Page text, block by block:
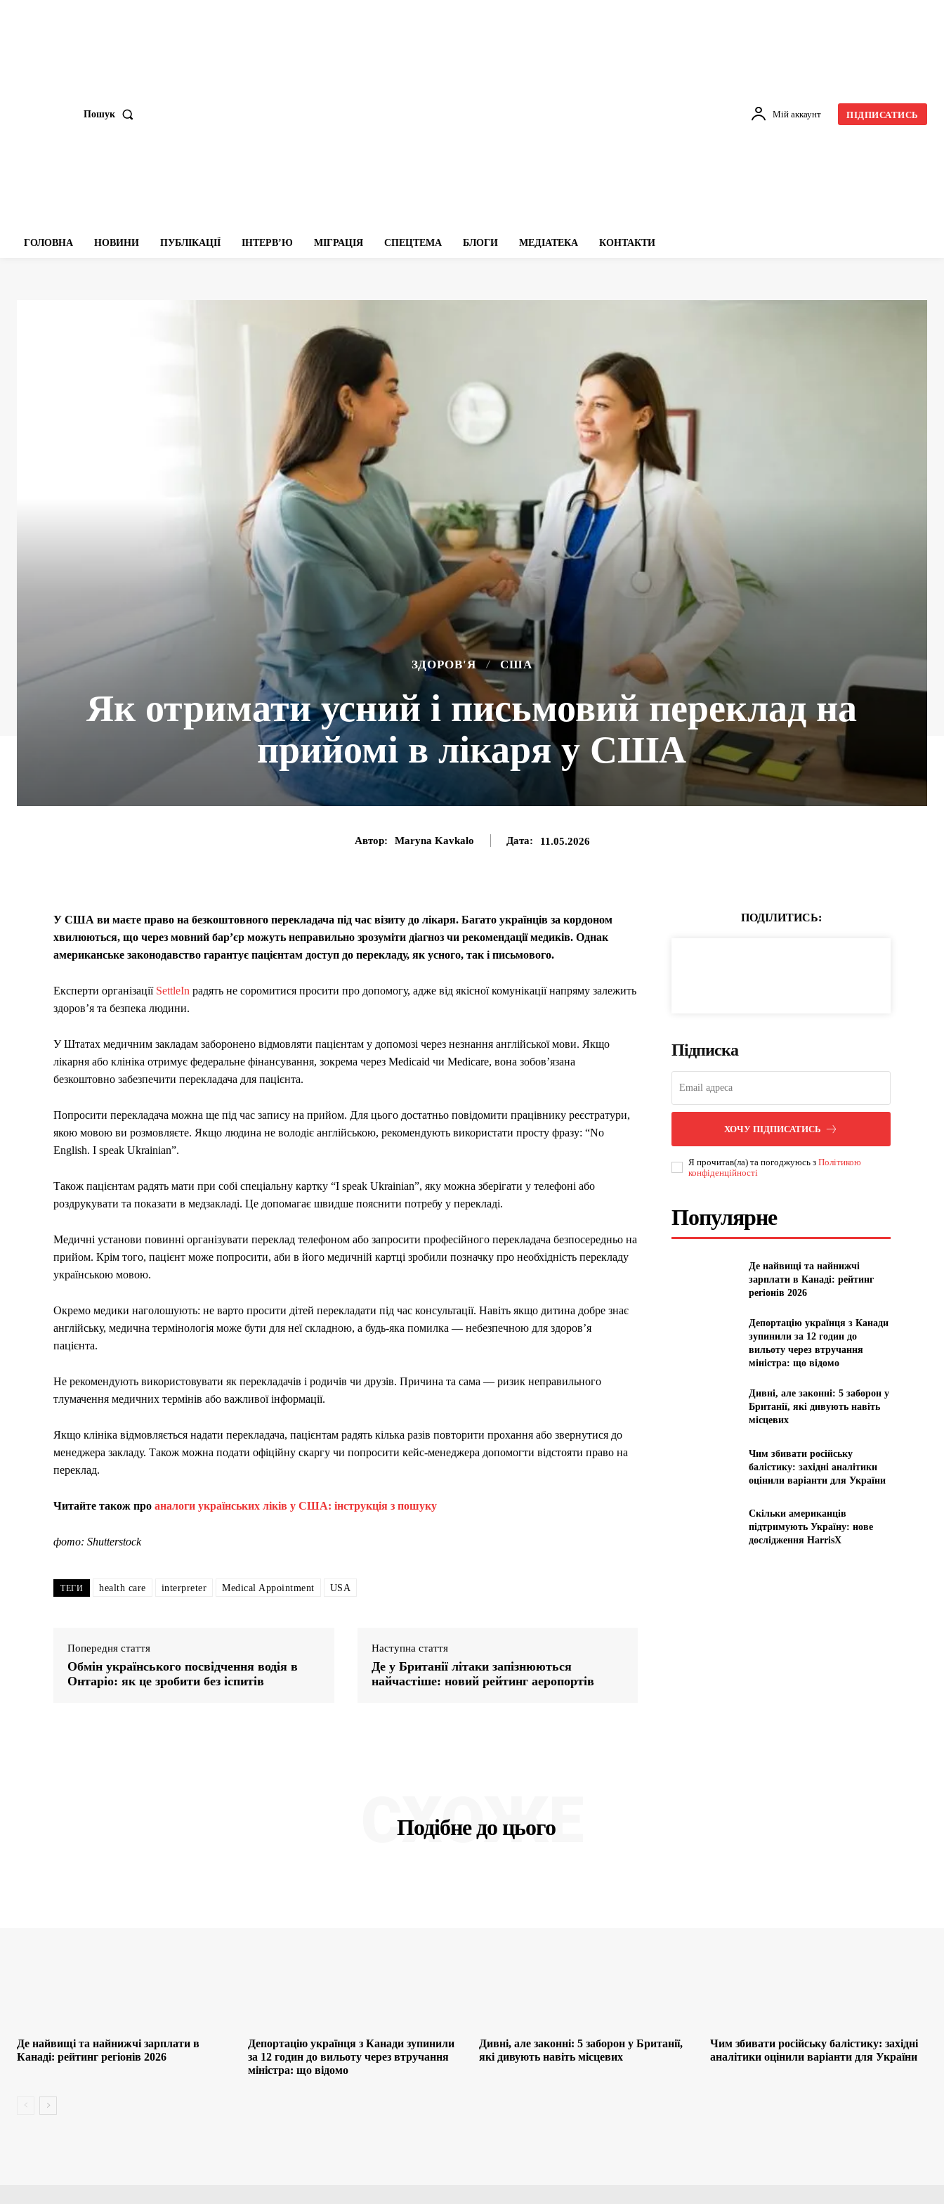
Пошук Мій аккаунт ПІДПИСАТИСЬ
ГОЛОВНА НОВИНИ ПУБЛІКАЦІЇ ІНТЕРВʼЮ МІГРАЦІЯ СПЕЦТЕМА БЛОГИ МЕДІАТЕКА КОНТАКТИ
ЗДОРОВ'Я США
Як отримати усний і письмовий переклад на
прийомі в лікаря у США
Автор: Maryna Kavkalo Дата: 11.05.2026
У США ви маєте право на безкоштовного перекладача під час візиту до лікаря. Багато українців за кордоном
хвилюються, що через мовний бар’єр можуть неправильно зрозуміти діагноз чи рекомендації медиків. Однак
американське законодавство гарантує пацієнтам доступ до перекладу, як усного, так і письмового.
Експерти організації SettleIn радять не соромитися просити про допомогу, адже від якісної комунікації напряму залежить
здоров’я та безпека людини.
У Штатах медичним закладам заборонено відмовляти пацієнтам у допомозі через незнання англійської мови. Якщо
лікарня або клініка отримує федеральне фінансування, зокрема через Medicaid чи Medicare, вона зобов’язана
безкоштовно забезпечити перекладача для пацієнта.
Попросити перекладача можна ще під час запису на прийом. Для цього достатньо повідомити працівнику реєстратури,
якою мовою ви розмовляєте. Якщо людина не володіє англійською, рекомендують використати просту фразу: “No
English. I speak Ukrainian”.
Також пацієнтам радять мати при собі спеціальну картку “I speak Ukrainian”, яку можна зберігати у телефоні або
роздрукувати та показати в медзакладі. Це допомагає швидше пояснити потребу у перекладі.
Медичні установи повинні організувати переклад телефоном або запросити професійного перекладача безпосередньо на
прийом. Крім того, пацієнт може попросити, аби в його медичній картці зробили позначку про необхідність перекладу
українською мовою.
Окремо медики наголошують: не варто просити дітей перекладати під час консультації. Навіть якщо дитина добре знає
англійську, медична термінологія може бути для неї складною, а будь-яка помилка — небезпечною для здоров’я
пацієнта.
Не рекомендують використовувати як перекладачів і родичів чи друзів. Причина та сама — ризик неправильного
тлумачення медичних термінів або важливої інформації.
Якщо клініка відмовляється надати перекладача, пацієнтам радять кілька разів повторити прохання або звернутися до
менеджера закладу. Також можна подати офіційну скаргу чи попросити кейс-менеджера допомогти відстояти право на
переклад.
Читайте також про аналоги українських ліків у США: інструкція з пошуку
фото: Shutterstock
ТЕГИ health care interpreter Medical Appointment USA
Попередня стаття
Обмін українського посвідчення водія в
Онтаріо: як це зробити без іспитів
Наступна стаття
Де у Британії літаки запізнюються
найчастіше: новий рейтинг аеропортів
ПОДІЛИТИСЬ:
Підписка
ХОЧУ ПІДПИСАТИСЬ
Я прочитав(ла) та погоджуюсь зПолітикою
конфіденційності
Популярне
Де найвищі та найнижчі
зарплати в Канаді: рейтинг
регіонів 2026
Депортацію українця з Канади
зупинили за 12 годин до
вильоту через втручання
міністра: що відомо
Дивні, але законні: 5 заборон у
Британії, які дивують навіть
місцевих
Чим збивати російську
балістику: західні аналітики
оцінили варіанти для України
Скільки американців
підтримують Україну: нове
дослідження HarrisX
Подібне до цього
СХОЖЕ
Де найвищі та найнижчі зарплати в
Канаді: рейтинг регіонів 2026
Депортацію українця з Канади зупинили
за 12 годин до вильоту через втручання
міністра: що відомо
Дивні, але законні: 5 заборон у Британії,
які дивують навіть місцевих
Чим збивати російську балістику: західні
аналітики оцінили варіанти для України